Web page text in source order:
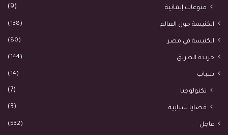
منوعات إيمانية (9)
الكنيسة حول العالم (138)
الكنيسة في مصر (80)
جريدة الطريق (144)
شباب (14)
تكنولوجيا (7)
قضايا شبابية (3)
عاجل (532)